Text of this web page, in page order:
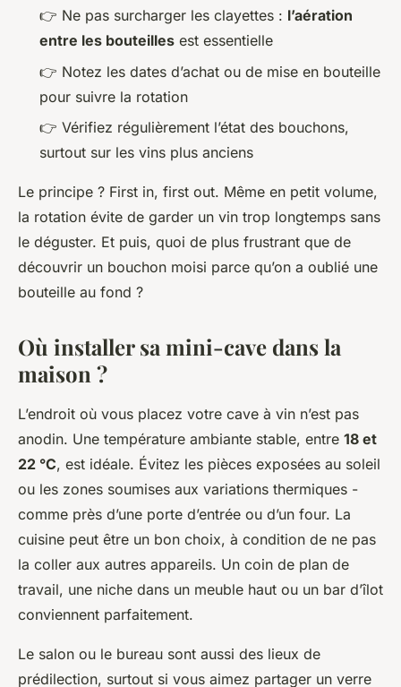
👉 Ne pas surcharger les clayettes : l’aération
entre les bouteilles est essentielle
👉 Notez les dates d’achat ou de mise en bouteille
pour suivre la rotation
👉 Vérifiez régulièrement l’état des bouchons,
surtout sur les vins plus anciens
Le principe ? First in, first out. Même en petit volume,
la rotation évite de garder un vin trop longtemps sans
le déguster. Et puis, quoi de plus frustrant que de
découvrir un bouchon moisi parce qu’on a oublié une
bouteille au fond ?
Où installer sa mini-cave dans la
maison ?
L’endroit où vous placez votre cave à vin n’est pas
anodin. Une température ambiante stable, entre 18 et
22 °C, est idéale. Évitez les pièces exposées au soleil
ou les zones soumises aux variations thermiques -
comme près d’une porte d’entrée ou d’un four. La
cuisine peut être un bon choix, à condition de ne pas
la coller aux autres appareils. Un coin de plan de
travail, une niche dans un meuble haut ou un bar d’îlot
conviennent parfaitement.
Le salon ou le bureau sont aussi des lieux de
prédilection, surtout si vous aimez partager un verre